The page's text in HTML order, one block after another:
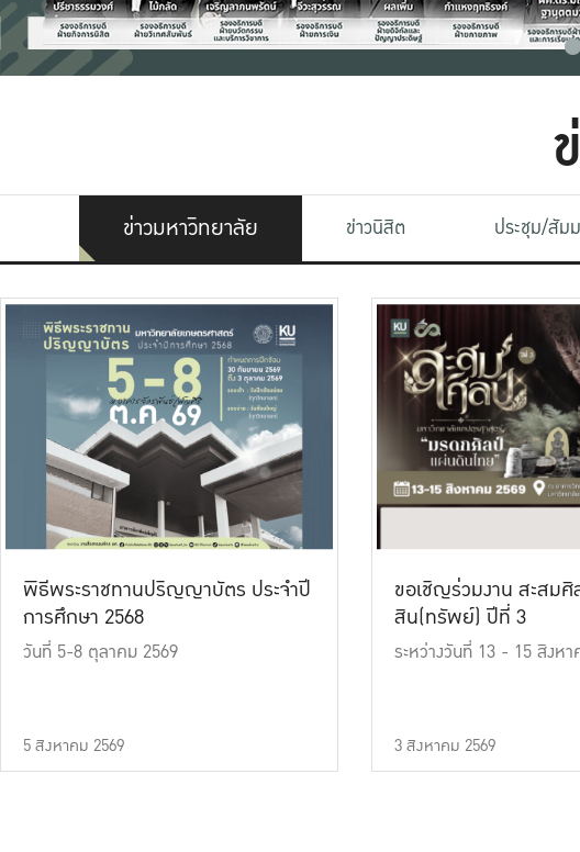
ข่าวมหาวิทยาลัย ข่าวนิสิต ประชุม/สัม
พิธีพระราชทานปริญญาบัตร ประจำปี
การศึกษา 2568
วันที่ 5-8 ตุลาคม 2569
5 สิงหาคม 2569
ขอเชิญร่วมงาน สะสมศิ
สิน(ทรัพย์) ปีที่ 3
ระหว่างวันที่ 13 - 15 สิงห
3 สิงหาคม 2569